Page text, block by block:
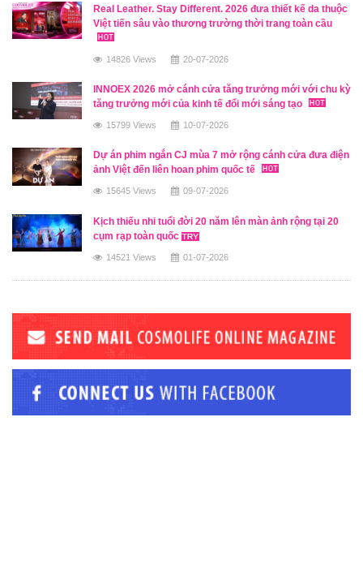
Real Leather. Stay Different. 2026 đưa thiết kế da thuộc
Việt tiến sâu vào thương trường thời trang toàn cầu
14826 Views 20-07-2026
INNOEX 2026 mở cánh cửa tăng trưởng mới với chu kỳ
tăng trưởng mới của kinh tế đổi mới sáng tạo
15799 Views 10-07-2026
Dự án phim ngắn CJ mùa 7 mở rộng cánh cửa đưa điện
ảnh Việt đến liên hoan phim quốc tế
15645 Views 09-07-2026
Kịch thiếu nhi tuổi đời 20 năm lên màn ảnh rộng tại 20
cụm rạp toàn quốc
14521 Views 01-07-2026